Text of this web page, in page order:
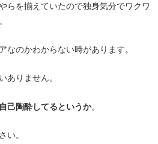
らを揃えていたので独身気分でワクワ
なのかわからない時があります。
ありません。
己陶酔してるというか。
い。